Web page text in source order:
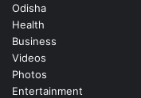
Odisha
Health
Business
Videos
Photos
Entertainment